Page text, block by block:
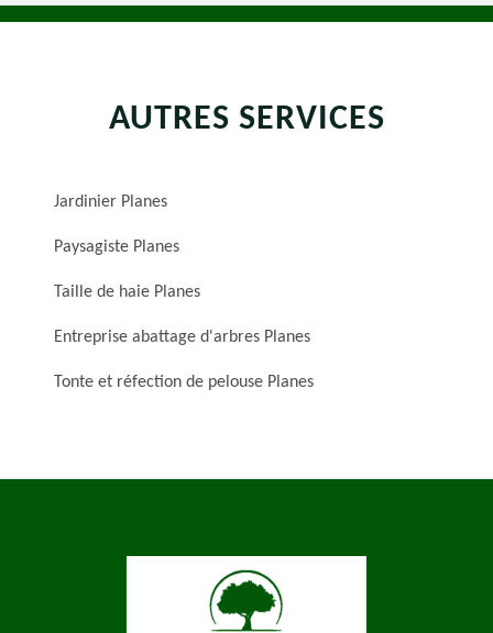
AUTRES SERVICES
Jardinier Planes
Paysagiste Planes
Taille de haie Planes
Entreprise abattage d'arbres Planes
Tonte et réfection de pelouse Planes